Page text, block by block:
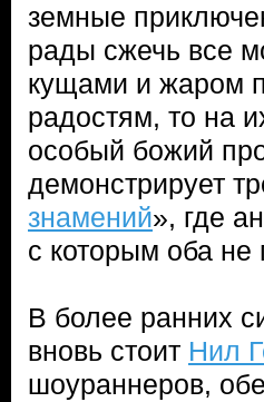
земные
рады сжечь все
кущами и жаром
радостям, то на
особый божий
демонстрирует
знамений», где
с которым оба не
В более ранних
вновь стоит Нил
шоураннеров,